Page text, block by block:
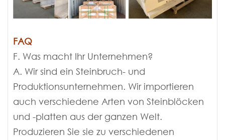
FAQ
F. Was macht Ihr Unternehmen?
A. Wir sind ein Steinbruch- und
Produktionsunternehmen. Wir importieren
auch verschiedene Arten von Steinblöcken
und -platten aus der ganzen Welt.
Produzieren Sie sie zu verschiedenen